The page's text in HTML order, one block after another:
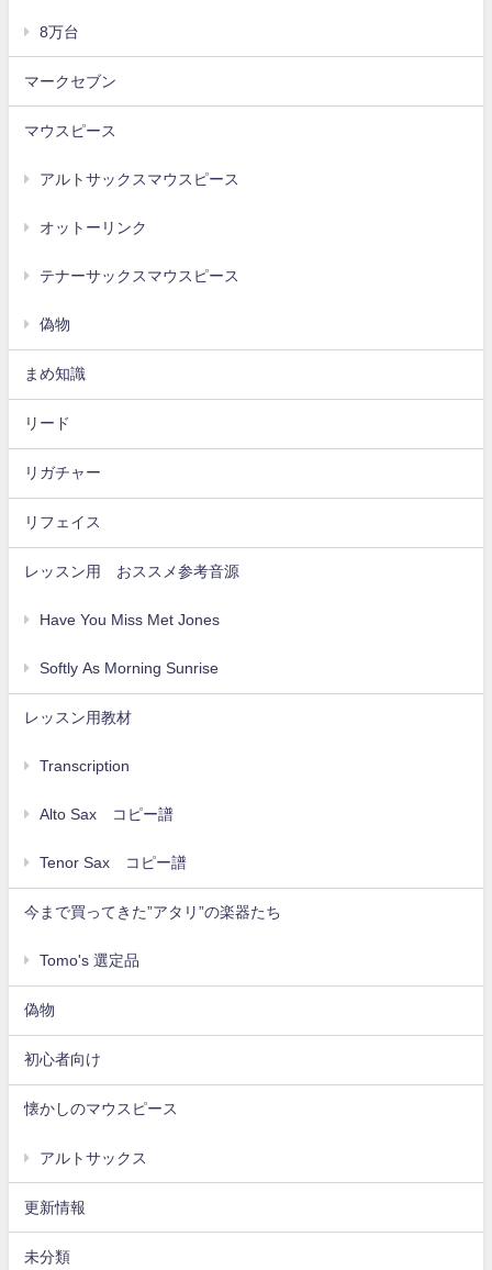
8万台
マークセブン
マウスピース
アルトサックスマウスピース
オットーリンク
テナーサックスマウスピース
偽物
まめ知識
リード
リガチャー
リフェイス
レッスン用 おススメ参考音源
Have You Miss Met Jones
Softly As Morning Sunrise
レッスン用教材
Transcription
Alto Sax コピー譜
Tenor Sax コピー譜
今まで買ってきた”アタリ”の楽器たち
Tomo's 選定品
偽物
初心者向け
懐かしのマウスピース
アルトサックス
更新情報
未分類